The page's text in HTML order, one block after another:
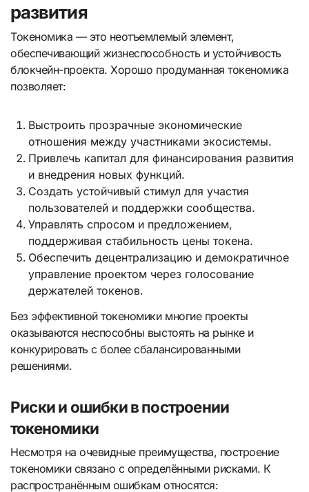
развития
Токеномика — это неотъемлемый элемент,
обеспечивающий жизнеспособность и устойчивость
блокчейн-проекта. Хорошо продуманная токеномика
позволяет:
Выстроить прозрачные экономические
отношения между участниками экосистемы.
Привлечь капитал для финансирования развития
и внедрения новых функций.
Создать устойчивый стимул для участия
пользователей и поддержки сообщества.
Управлять спросом и предложением,
поддерживая стабильность цены токена.
Обеспечить децентрализацию и демократичное
управление проектом через голосование
держателей токенов.
Без эффективной токеномики многие проекты
оказываются неспособны выстоять на рынке и
конкурировать с более сбалансированными
решениями.
Риски и ошибки в построении
токеномики
Несмотря на очевидные преимущества, построение
токеномики связано с определёнными рисками. К
распространённым ошибкам относятся: